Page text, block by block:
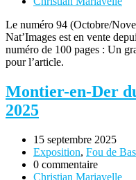
Le numéro 94 (Octobre/
Nat’Images est en vente
numéro de 100 pages : Un
pour l’article.
Montier-en-Der
2025
15 septembre 2025
Exposition, Fou de
0 commentaire
Christian Mariavelle